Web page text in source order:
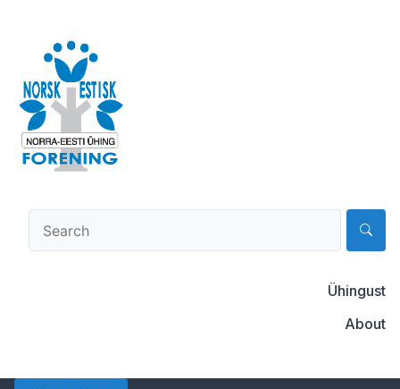
content
Norsk-estisk forening
Ühingust
About